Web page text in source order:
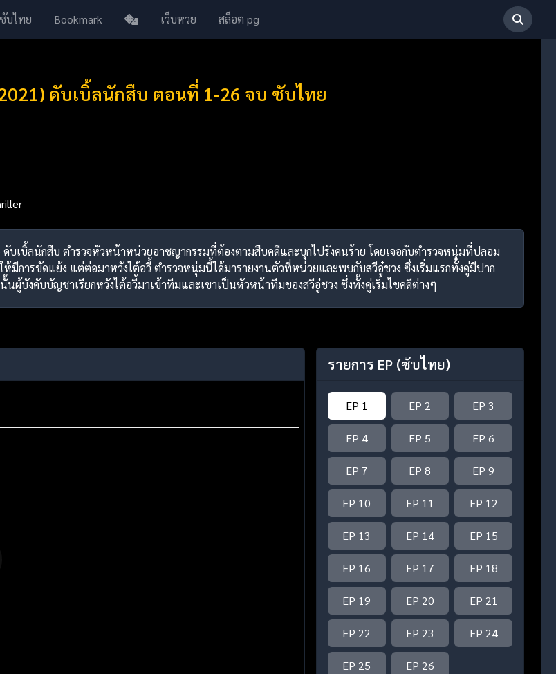
ซับไทย Bookmark เว็บหวย สล็อต pg
ดับเบิ้ลนักสืบ ตอนที่ 1-26 จบ ซับไทย
ดับเบิ้ลนักสืบ ตำรวจหัวหน้าหน่วยอาชญากรรมที่ต้องตามสืบคดีและบุกไปรังคนร้าย โดยเจอกับตำรวจหนุ่มที่ปลอม
ห้มีการขัดแย้ง แต่ต่อมาหวังไต้อวี้ ตำรวจหนุ่มนี้ได้มารายงานตัวที่หน่วยและพบกับสวีอู๋ชวง ซึ่งเริ่มแรกทั้งคู่มีปาก
นผู้บังคับบัญชาเรียกหวังไต้อวี้มาเข้าทีมและเขาเป็นหัวหน้าทีมของสวีอู๋ชวง ซึ่งทั้งคู่เริ่มไขคดีต่างๆ
รายการ EP (ซับไทย)
EP 1 EP 2 EP 3
EP 4 EP 5 EP 6
EP 7 EP 8 EP 9
EP 10 EP 11 EP 12
EP 13 EP 14 EP 15
EP 16 EP 17 EP 18
EP 19 EP 20 EP 21
EP 22 EP 23 EP 24
EP 25 EP 26